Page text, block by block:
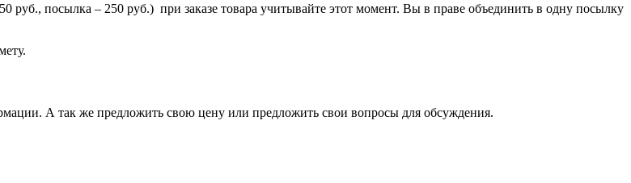
руб., посылка – 250 руб.) при заказе товара учитывайте этот момент. Вы в праве объединить в одну посылку
А так же предложить свою цену или предложить свои вопросы для обсуждения.